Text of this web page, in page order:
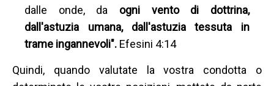
dalle onde, da ogni vento di dottrina,
dall'astuzia umana, dall'astuzia tessuta in
trame ingannevoli". Efesini 4:14
Quindi, quando valutate la vostra condotta o